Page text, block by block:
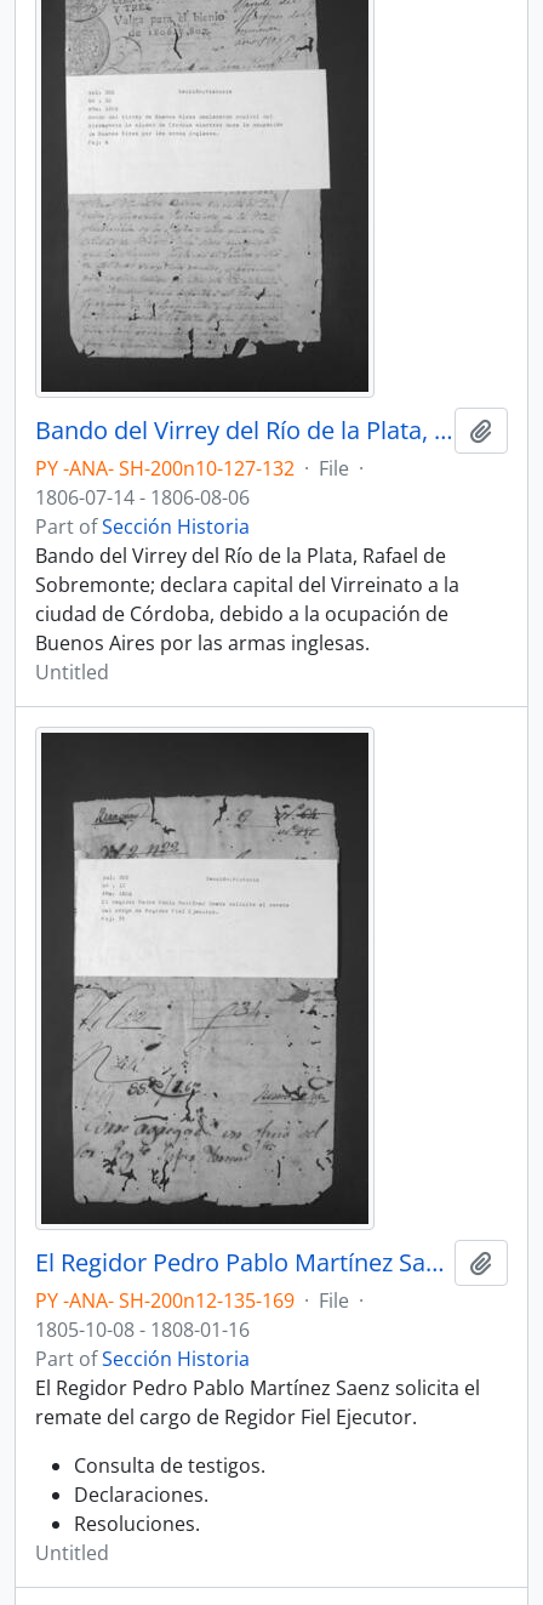
Bando del Virrey del Río de la Plata, Rafael de Sobremonte; declara capital del Virreinato a la ciudad de Córdoba, debido a la ocupación de Buenos Aires por las armas inglesas.
PY -ANA- SH-200n10-127-132 · File ·
1806-07-14 - 1806-08-06
Part ofSección Historia
Bando del Virrey del Río de la Plata, Rafael de
Sobremonte; declara capital del Virreinato a la
ciudad de Córdoba, debido a la ocupación de
Buenos Aires por las armas inglesas.
Untitled
El Regidor Pedro Pablo Martínez Saenz solicita el remate del cargo de Regidor Fiel Ejecutor.
PY -ANA- SH-200n12-135-169 · File ·
1805-10-08 - 1808-01-16
Part ofSección Historia
El Regidor Pedro Pablo Martínez Saenz solicita el
remate del cargo de Regidor Fiel Ejecutor.
Consulta de testigos.
Declaraciones.
Resoluciones.
Untitled